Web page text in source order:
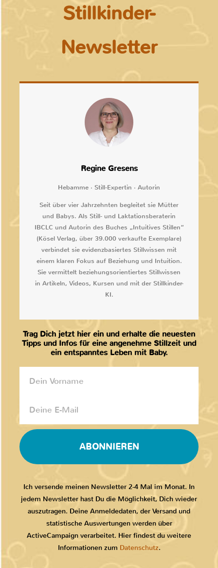
Stillkinder-
Newsletter
Regine Gresens
Hebamme · Still-Expertin · Autorin
Seit über vier Jahrzehnten begleitet sie Mütter
und Babys. Als Still- und Laktationsberaterin
IBCLC und Autorin des Buches „Intuitives Stillen“
(Kösel Verlag, über 39.000 verkaufte Exemplare)
verbindet sie evidenzbasiertes Stillwissen mit
einem klaren Fokus auf Beziehung und Intuition.
Sie vermittelt beziehungsorientiertes Stillwissen
in Artikeln, Videos, Kursen und mit der Stillkinder-
KI.
Trag Dich jetzt hier ein und erhalte die neuesten
Tipps und Infos für eine angenehme Stillzeit und
ein entspanntes Leben mit Baby.
ABONNIEREN
Ich versende meinen Newsletter 2-4 Mal im Monat. In
jedem Newsletter hast Du die Möglichkeit, Dich wieder
auszutragen. Deine Anmeldedaten, der Versand und
statistische Auswertungen werden über
ActiveCampaign verarbeitet. Hier findest du weitere
Informationen zum Datenschutz.